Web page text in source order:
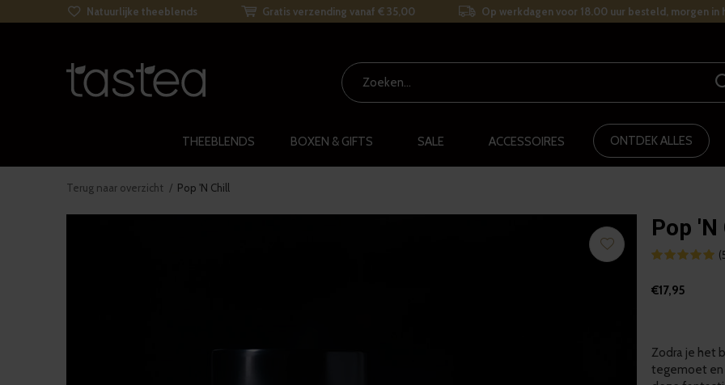
THEEBLENDS BOXEN & GIFTS SALE ACCESSOIRES ONTDEK ALLES
Natuurlijke theeblends Gratis verzending vanaf € 35,00 Op werkdagen voor 18.00 uur besteld, morgen in
Terug naar overzicht Pop 'N Chill
Pop 'N
€17,95
Zodra je het
tegemoet en